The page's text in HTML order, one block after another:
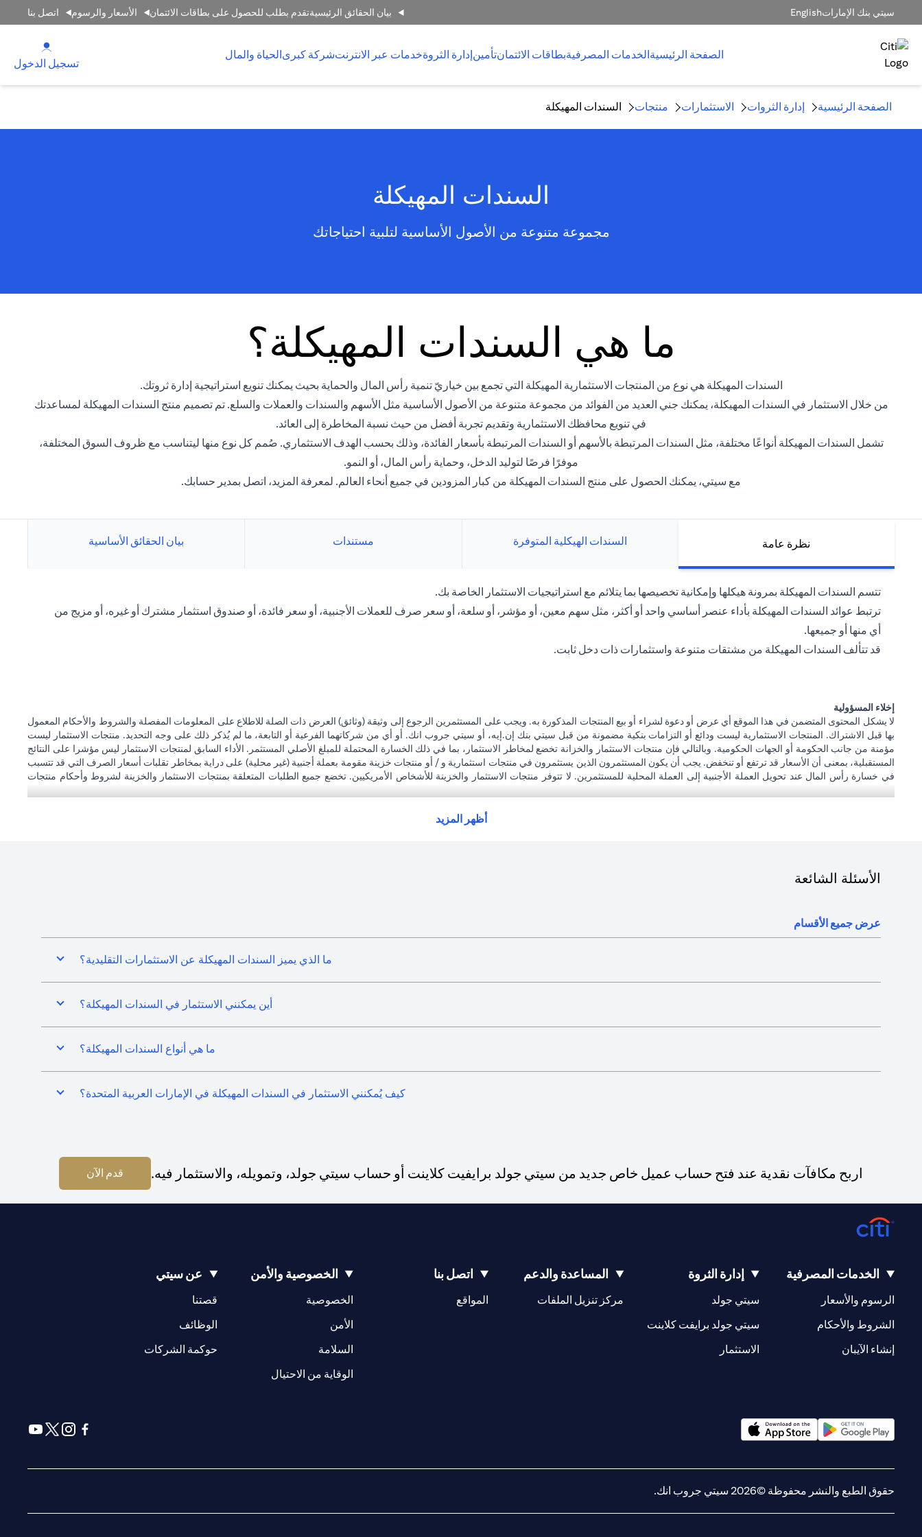
سيتي بنك الإماراتEnglish بيان الحقائق الرئيسيةتقدم بطلب للحصول على بطاقات الائتمان الأسعار والرسوم اتصل بنا
الصفحة الرئيسيةالخدمات المصرفيةبطاقات الائتمانتأمينإدارة الثروةخدمات عبر الانترنتشركة كبرىالحياة والمال
تسجيل الدخول
الصفحة الرئيسية إدارة الثروات الاستثمارات منتجات السندات المهيكلة
السندات المهيكلة
مجموعة متنوعة من الأصول الأساسية لتلبية احتياجاتك
ما هي السندات المهيكلة؟
السندات المهيكلة هي نوع من المنتجات الاستثمارية المهيكلة التي تجمع بين خياريّ تنمية رأس المال والحماية بحيث يمكنك تنويع استراتيجية إدارة ثروتك.
من خلال الاستثمار في السندات المهيكلة، يمكنك جني العديد من الفوائد من مجموعة متنوعة من الأصول الأساسية مثل الأسهم والسندات والعملات والسلع. تم تصميم منتج السندات المهيكلة لمساعدتك
في تنويع محافظك الاستثمارية وتقديم تجربة أفضل من حيث نسبة المخاطرة إلى العائد.
تشمل السندات المهيكلة أنواعًا مختلفة، مثل السندات المرتبطة بالأسهم أو السندات المرتبطة بأسعار الفائدة، وذلك بحسب الهدف الاستثماري. صُمم كل نوع منها ليتناسب مع ظروف السوق المختلفة،
موفرًا فرصًا لتوليد الدخل، وحماية رأس المال، أو النمو.
مع سيتي، يمكنك الحصول على منتج السندات المهيكلة من كبار المزودين في جميع أنحاء العالم. لمعرفة المزيد، اتصل بمدير حسابك.
نظرة عامة السندات الهيكلية المتوفرة مستندات بيان الحقائق الأساسية
تتسم السندات المهيكلة بمرونة هيكلها وإمكانية تخصيصها بما يتلائم مع استراتيجيات الاستثمار الخاصة بك.
ترتبط عوائد السندات المهيكلة بأداء عنصر أساسي واحد أو أكثر، مثل سهم معين، أو مؤشر، أو سلعة، أو سعر صرف للعملات الأجنبية، أو سعر فائدة، أو صندوق استثمار مشترك أو غيره، أو مزيج من
أي منها أو جميعها.
قد تتألف السندات المهيكلة من مشتقات متنوعة واستثمارات ذات دخل ثابت.
إخلاء المسؤولية
لا يشكل المحتوى المتضمن في هذا الموقع أي عرض أو دعوة لشراء أو بيع المنتجات المذكورة به. ويجب على المستثمرين الرجوع إلى وثيقة (وثائق) العرض ذات الصلة للاطلاع على المعلومات المفصلة والشروط والأحكام المعمول
بها قبل الاشتراك. المنتجات الاستثمارية ليست ودائع أو التزامات بنكية مضمونة من قبل سيتي بنك إن.إيه، أو سيتي جروب انك. أو أي من شركاتهما الفرعية أو التابعة، ما لم يُذكر ذلك على وجه التحديد. منتجات الاستثمار ليست
مؤمنة من جانب الحكومة أو الجهات الحكومية. وبالتالي فإن منتجات الاستثمار والخزانة تخضع لمخاطر الاستثمار، بما في ذلك الخسارة المحتملة للمبلغ الأصلي المستثمر. الأداء السابق لمنتجات الاستثمار ليس مؤشرا على النتائج
المستقبلية، بمعنى أن الأسعار قد ترتفع أو تنخفض. يجب أن يكون المستثمرون الذين يستثمرون في منتجات استثمارية و / أو منتجات خزينة مقومة بعملة أجنبية (غير محلية) على دراية بمخاطر تقلبات أسعار الصرف التي قد تتسبب
في خسارة رأس المال عند تحويل العملة الأجنبية إلى العملة المحلية للمستثمرين. لا تتوفر منتجات الاستثمار والخزينة للأشخاص الأمريكيين. تخضع جميع الطلبات المتعلقة بمنتجات الاستثمار والخزينة لشروط وأحكام منتجات
و/أو ضريبية وليس مسؤولاً عن تقديم المشورة للعميل بشأن القوانين المطبقة على معاملاته. لا يوفر سيتي بنك الإمارات مراقبة مستمرة لممتلكات العملاء الحاليين
أظهر المزيد
الأسئلة الشائعة
عرض جميع الأقسام
ما الذي يميز السندات المهيكلة عن الاستثمارات التقليدية؟
أين يمكنني الاستثمار في السندات المهيكلة؟
ما هي أنواع السندات المهيكلة؟
كيف يُمكنني الاستثمار في السندات المهيكلة في الإمارات العربية المتحدة؟
اربح مكافآت نقدية عند فتح حساب عميل خاص جديد من سيتي جولد برايفيت كلاينت أو حساب سيتي جولد، وتمويله، والاستثمار فيه. قدم الآن
الخدمات المصرفية
الرسوم والأسعار
الشروط والأحكام
إنشاء الآيبان
إدارة الثروة
سيتي جولد
سيتي جولد برايفت كلاينت
الاستثمار
المساعدة والدعم
مركز تنزيل الملفات
اتصل بنا
المواقع
(opens in a new tab)
الخصوصية والأمن
الخصوصية
الأمن
السلامة
الوقاية من الاحتيال
عن سيتي
قصتنا
(opens in a new tab)
الوظائف
(opens in a new tab)
حوكمة الشركات
(opens in a new tab)
حقوق الطبع والنشر محفوظة ©2026 سيتي جروب انك.